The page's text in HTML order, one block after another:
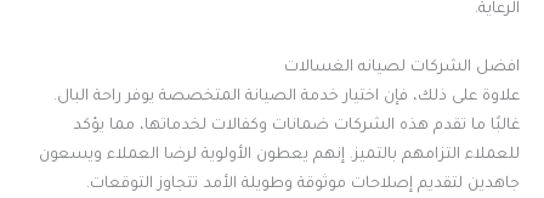
الرعاية.
افضل الشركات لصيانه الغسالات
علاوة على ذلك، فإن اختيار خدمة الصيانة المتخصصة يوفر راحة البال.
غالبًا ما تقدم هذه الشركات ضمانات وكفالات لخدماتها، مما يؤكد
للعملاء التزامهم بالتميز. إنهم يعطون الأولوية لرضا العملاء ويسعون
جاهدين لتقديم إصلاحات موثوقة وطويلة الأمد تتجاوز التوقعات.